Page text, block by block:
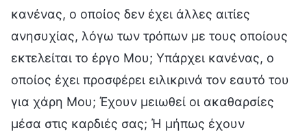
κανένας, ο οποίος δεν έχει άλλες αιτίες
ανησυχίας, λόγω των τρόπων με τους οποίους
εκτελείται το έργο Μου; Υπάρχει κανένας, ο
οποίος έχει προσφέρει ειλικρινά τον εαυτό του
για χάρη Μου; Έχουν μειωθεί οι ακαθαρσίες
μέσα στις καρδιές σας; Ή μήπως έχουν